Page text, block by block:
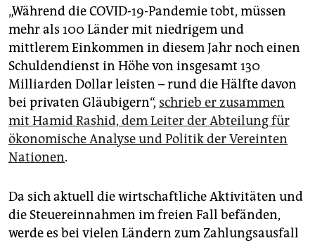
„Während die COVID-19-Pandemie tobt, müssen
mehr als 100 Länder mit niedrigem und
mittlerem Einkommen in diesem Jahr noch einen
Schuldendienst in Höhe von insgesamt 130
Milliarden Dollar leisten – rund die Hälfte davon
bei privaten Gläubigern“, schrieb er zusammen
mit Hamid Rashid, dem Leiter der Abteilung für
ökonomische Analyse und Politik der Vereinten
Nationen.
Da sich aktuell die wirtschaftliche Aktivitäten und
die Steuereinnahmen im freien Fall befänden,
werde es bei vielen Ländern zum Zahlungsausfall